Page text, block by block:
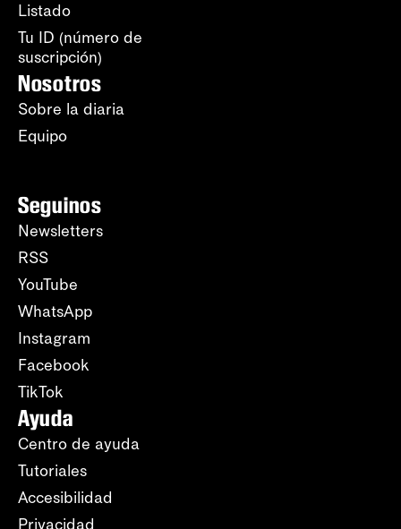
Listado
Tu ID (número de
suscripción)
Nosotros
Sobre la diaria
Equipo
Seguinos
Newsletters
RSS
YouTube
WhatsApp
Instagram
Facebook
TikTok
Ayuda
Centro de ayuda
Tutoriales
Accesibilidad
Privacidad